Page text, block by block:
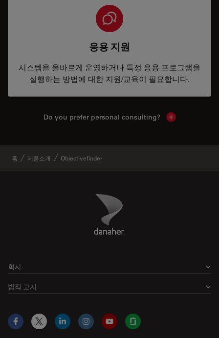
응용 지원
시스템을 올바르게 운영하거나 특정 응용 프로그램을
실행하는 방법에 대한 지원/교육이 필요합니다.
Do you prefer personal consulting? Show local
홈 제품소개 Objectivefinder
Danaher Logo
회사
법적 고지
Facebook
X LinkedInInstagramYouTubeGlassdoor